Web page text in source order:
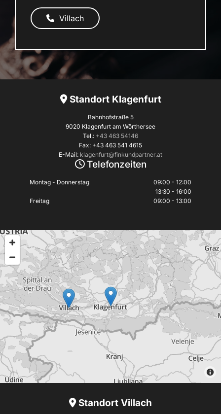
Villach
Standort Klagenfurt
Bahnhofstraße 5
9020 Klagenfurt am Wörthersee
Tel.: +43 463 54146
Fax: +43 463 541 4615
E-Mail: klagenfurt@finkundpartner.at
Telefonzeiten
Montag - Donnerstag
09:00 - 12:00
13:30 - 16:00
Freitag
09:00 - 13:00
Standort Villach